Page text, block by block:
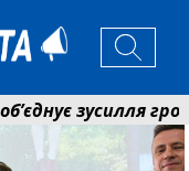
зусилля громади
грн на пенсії,